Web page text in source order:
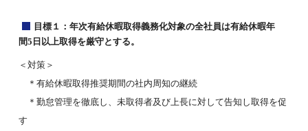
目標１：年次有給休暇取得義務化対象の全社員は有給休暇年
間5日以上取得を厳守とする。
＜対策＞
＊有給休暇取得推奨期間の社内周知の継続
＊勤怠管理を徹底し、未取得者及び上長に対して告知し取得を促
す